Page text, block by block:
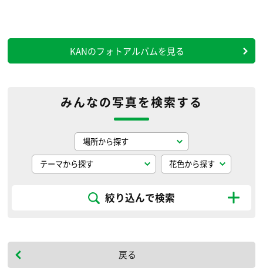
KANのフォトアルバムを見る
みんなの写真を検索する
絞り込んで検索
戻る